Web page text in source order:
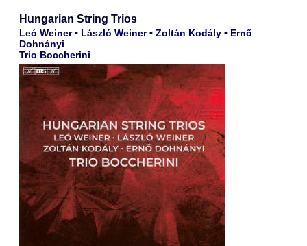
Hungarian String Trios
Leó Weiner • László Weiner • Zoltán Kodály • Ernő
Dohnányi
Trio Boccherini